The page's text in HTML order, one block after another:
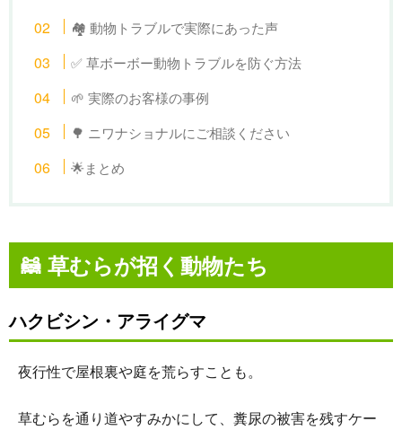
🏘 動物トラブルで実際にあった声
✅ 草ボーボー動物トラブルを防ぐ方法
🌱 実際のお客様の事例
🌳 ニワナショナルにご相談ください
🌟まとめ
🦝 草むらが招く動物たち
ハクビシン・アライグマ
夜行性で屋根裏や庭を荒らすことも。
草むらを通り道やすみかにして、糞尿の被害を残すケー